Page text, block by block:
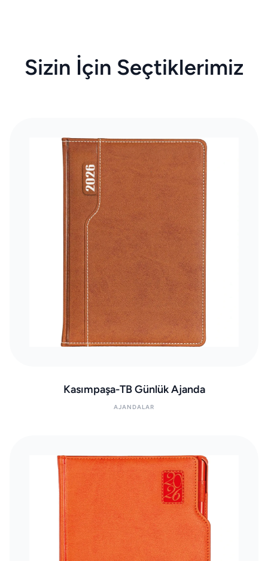
Sizin İçin Seçtiklerimiz
Kasımpaşa-TB Günlük Ajanda
AJANDALAR